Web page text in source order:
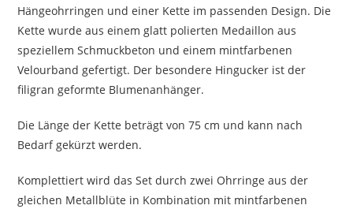
Hängeohrringen und einer Kette im passenden Design. Die
Kette wurde aus einem glatt polierten Medaillon aus
speziellem Schmuckbeton und einem mintfarbenen
Velourband gefertigt. Der besondere Hingucker ist der
filigran geformte Blumenanhänger.
Die Länge der Kette beträgt von 75 cm und kann nach
Bedarf gekürzt werden.
Komplettiert wird das Set durch zwei Ohrringe aus der
gleichen Metallblüte in Kombination mit mintfarbenen